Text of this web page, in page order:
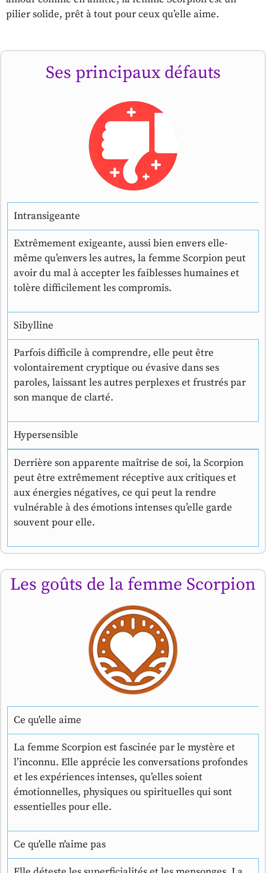
pilier solide, prêt à tout pour ceux qu’elle aime.
Ses principaux défauts
Intransigeante
Extrêmement exigeante, aussi bien envers elle-
même qu’envers les autres, la femme Scorpion peut
avoir du mal à accepter les faiblesses humaines et
tolère difficilement les compromis.
Sibylline
Parfois difficile à comprendre, elle peut être
volontairement cryptique ou évasive dans ses
paroles, laissant les autres perplexes et frustrés par
son manque de clarté.
Hypersensible
Derrière son apparente maîtrise de soi, la Scorpion
peut être extrêmement réceptive aux critiques et
aux énergies négatives, ce qui peut la rendre
vulnérable à des émotions intenses qu’elle garde
souvent pour elle.
Les goûts de la femme Scorpion
Ce qu'elle aime
La femme Scorpion est fascinée par le mystère et
l’inconnu. Elle apprécie les conversations profondes
et les expériences intenses, qu’elles soient
émotionnelles, physiques ou spirituelles qui sont
essentielles pour elle.
Ce qu'elle n'aime pas